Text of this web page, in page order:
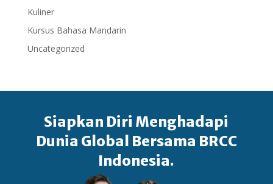
Kuliner
Kursus Bahasa Mandarin
Uncategorized
Siapkan Diri Menghadapi
Dunia Global Bersama BRCC
Indonesia.